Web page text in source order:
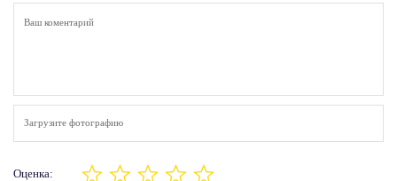
Загрузите фотографию
Оценка: